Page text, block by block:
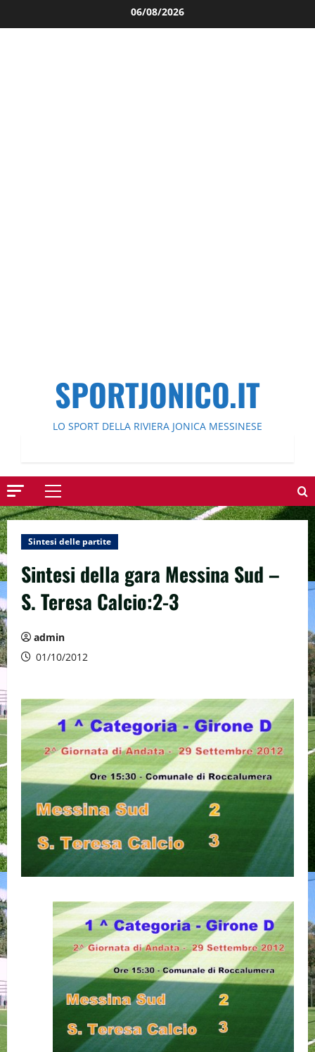
al
06/08/2026
SPORTJONICO.IT
LO SPORT DELLA RIVIERA JONICA MESSINESE
Menu
principale
Sintesi delle partite
Sintesi della gara Messina Sud –
S. Teresa Calcio:2-3
admin
01/10/2012